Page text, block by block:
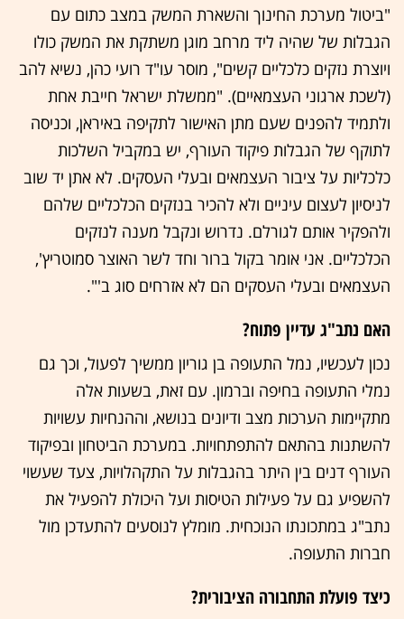
"ביטול מערכת החינוך והשארת המשק במצב כתום עם
הגבלות של שהיה ליד מרחב מוגן משתקת את המשק כולו
ויוצרת נזקים כלכליים קשים", מוסר עו"ד רועי כהן, נשיא להב
(לשכת ארגוני העצמאיים). "ממשלת ישראל חייבת אחת
ולתמיד להפנים שעם מתן האישור לתקיפה באיראן, וכניסה
לתוקף של הגבלות פיקוד העורף, יש במקביל השלכות
כלכליות על ציבור העצמאים ובעלי העסקים. לא אתן יד שוב
לניסיון לעצום עיניים ולא להכיר בנזקים הכלכליים שלהם
ולהפקיר אותם לגורלם. נדרוש ונקבל מענה לנזקים
הכלכליים. אני אומר בקול ברור וחד לשר האוצר סמוטריץ',
העצמאים ובעלי העסקים הם לא אזרחים סוג ב'".
האם נתב"ג עדיין פתוח?
נכון לעכשיו, נמל התעופה בן גוריון ממשיך לפעול, וכך גם
נמלי התעופה בחיפה וברמון. עם זאת, בשעות אלה
מתקיימות הערכות מצב ודיונים בנושא, וההנחיות עשויות
להשתנות בהתאם להתפתחויות. במערכת הביטחון ובפיקוד
העורף דנים בין היתר בהגבלות על התקהלויות, צעד שעשוי
להשפיע גם על פעילות הטיסות ועל היכולת להפעיל את
נתב"ג במתכונתו הנוכחית. מומלץ לנוסעים להתעדכן מול
חברות התעופה.
כיצד פועלת התחבורה הציבורית?